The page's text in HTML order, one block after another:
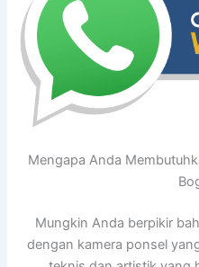
Mengapa Anda
Mungkin Anda berpikir
dengan kamera ponsel